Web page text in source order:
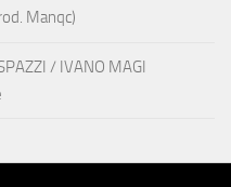
Manqc)
/ IVANO MAGI